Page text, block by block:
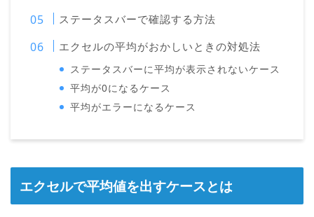
ステータスバーで確認する方法
エクセルの平均がおかしいときの対処法
ステータスバーに平均が表示されないケース
平均が0になるケース
平均がエラーになるケース
エクセルで平均値を出すケースとは